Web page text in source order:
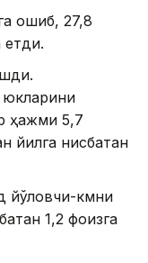
ошиб, 27,8
етди.
юкларини
ҳажми 5,7
йилга нисбатан
йўловчи-кмни
1,2 фоизга